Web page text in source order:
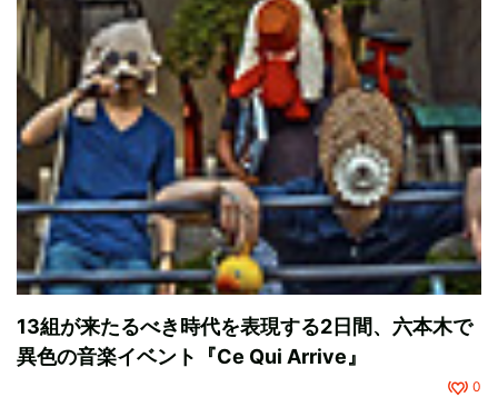
13組が来たるべき時代を表現する2日間、六本木で
異色の音楽イベント『Ce Qui Arrive』
0